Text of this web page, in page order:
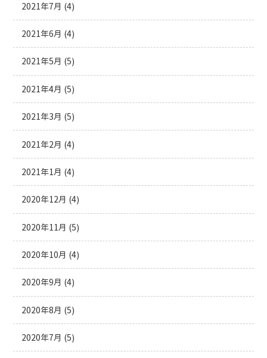
2021年7月 (4)
2021年6月 (4)
2021年5月 (5)
2021年4月 (5)
2021年3月 (5)
2021年2月 (4)
2021年1月 (4)
2020年12月 (4)
2020年11月 (5)
2020年10月 (4)
2020年9月 (4)
2020年8月 (5)
2020年7月 (5)